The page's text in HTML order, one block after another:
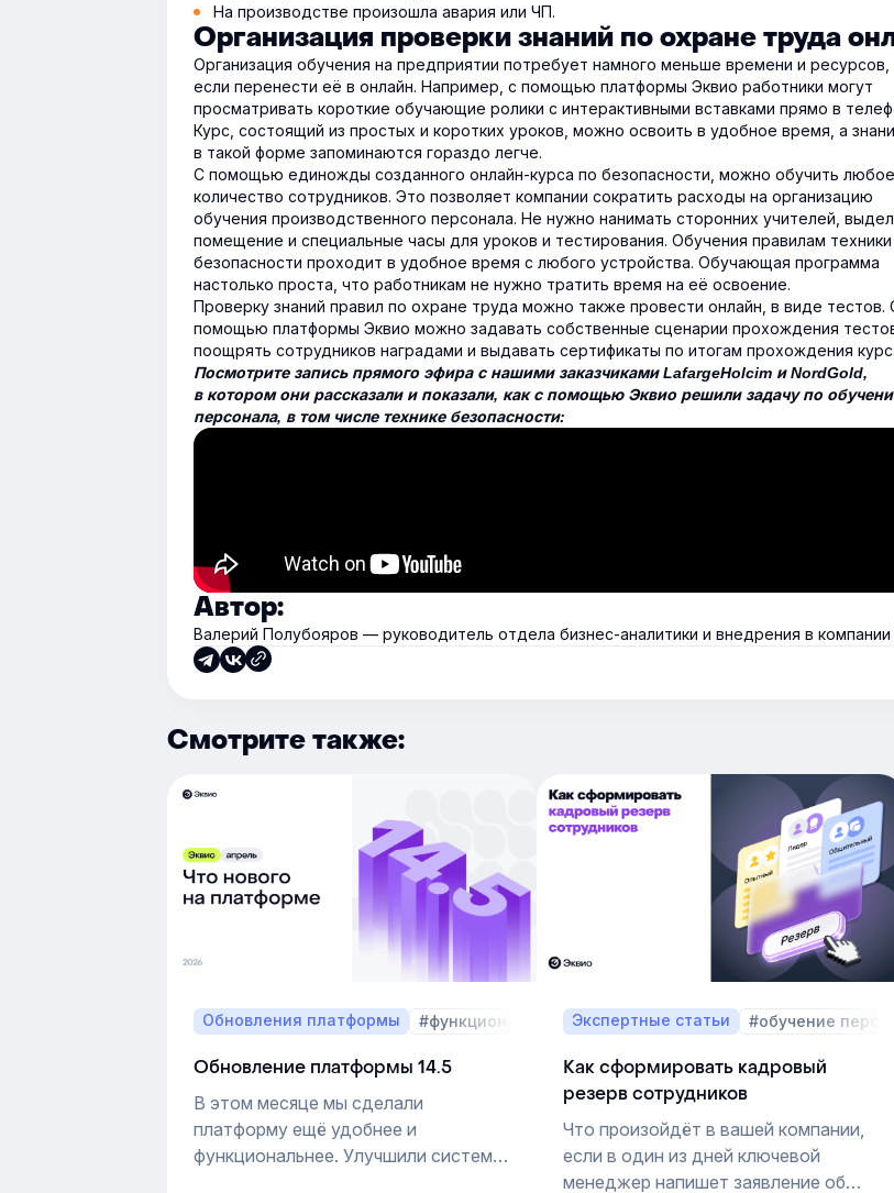
На производстве произошла авария или ЧП.
Организация проверки знаний по охране труда
Организация обучения на предприятии потребует намного меньше времени и ресурсов,
если перенести её в онлайн. Например, с помощью платформы Эквио работники могут
просматривать короткие обучающие ролики с интерактивными вставками прямо в
Курс, состоящий из простых и коротких уроков, можно освоить в удобное время, а
в такой форме запоминаются гораздо легче.
С помощью единожды созданного онлайн-курса по безопасности, можно обучить любое
количество сотрудников. Это позволяет компании сократить расходы на организацию
обучения производственного персонала. Не нужно нанимать сторонних учителей,
помещение и специальные часы для уроков и тестирования. Обучения правилам техники
безопасности проходит в удобное время с любого устройства. Обучающая программа
настолько проста, что работникам не нужно тратить время на её освоение.
Проверку знаний правил по охране труда можно также провести онлайн, в виде тестов.
помощью платформы Эквио можно задавать собственные сценарии прохождения
поощрять сотрудников наградами и выдавать сертификаты по итогам прохождения
Посмотрите запись прямого эфира с нашими заказчиками LafargeHolcim и NordGold,
в котором они рассказали и показали, как с помощью Эквио решили задачу по
персонала, в том числе технике безопасности:
Автор:
Валерий Полубояров — руководитель отдела бизнес-аналитики и внедрения в компании
Смотрите также:
Обновления платформы #функционал платформы
Обновление платформы 14.5
В этом месяце мы сделали
платформу ещё удобнее и
функциональнее. Улучшили систему
Экспертные статьи #обучение
Как сформировать кадровый
резерв сотрудников
Что произойдёт в вашей компании,
если в один из дней ключевой
менеджер напишет заявление об